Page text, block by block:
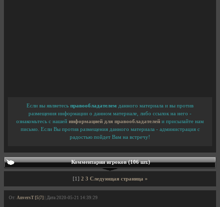
Если вы являетесь правообладателем данного материала и вы против
размещения информации о данном материале, либо ссылок на него -
ознакомьтесь с нашей информацией для правообладателей и присылайте нам
письмо. Если Вы против размещения данного материала - администрация с
радостью пойдет Вам на встречу!
Комментарии игроков (106 шт.)
[1] 2 3 Следующая страница »
От: AnversT [5|7] | Дата 2020-05-21 14:39:29